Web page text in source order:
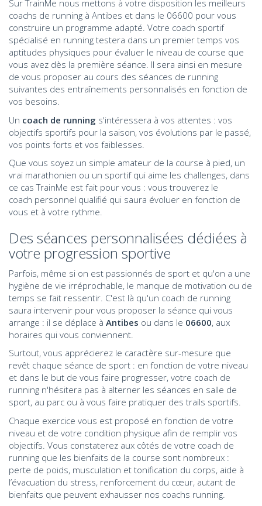
Sur TrainMe nous mettons à votre disposition les meilleurs
coachs de running à Antibes et dans le 06600 pour vous
construire un programme adapté. Votre coach sportif
spécialisé en running testera dans un premier temps vos
aptitudes physiques pour évaluer le niveau de course que
vous avez dès la première séance. Il sera ainsi en mesure
de vous proposer au cours des séances de running
suivantes des entraînements personnalisés en fonction de
vos besoins.
Un coach de running s'intéressera à vos attentes : vos
objectifs sportifs pour la saison, vos évolutions par le passé,
vos points forts et vos faiblesses.
Que vous soyez un simple amateur de la course à pied, un
vrai marathonien ou un sportif qui aime les challenges, dans
ce cas TrainMe est fait pour vous : vous trouverez le
coach personnel qualifié qui saura évoluer en fonction de
vous et à votre rythme.
Des séances personnalisées dédiées à
votre progression sportive
Parfois, même si on est passionnés de sport et qu'on a une
hygiène de vie irréprochable, le manque de motivation ou de
temps se fait ressentir. C'est là qu'un coach de running
saura intervenir pour vous proposer la séance qui vous
arrange : il se déplace à Antibes ou dans le 06600, aux
horaires qui vous conviennent.
Surtout, vous apprécierez le caractère sur-mesure que
revêt chaque séance de sport : en fonction de votre niveau
et dans le but de vous faire progresser, votre coach de
running n'hésitera pas à alterner les séances en salle de
sport, au parc ou à vous faire pratiquer des trails sportifs.
Chaque exercice vous est proposé en fonction de votre
niveau et de votre condition physique afin de remplir vos
objectifs. Vous constaterez aux côtés de votre coach de
running que les bienfaits de la course sont nombreux :
perte de poids, musculation et tonification du corps, aide à
l’évacuation du stress, renforcement du cœur, autant de
bienfaits que peuvent exhausser nos coachs running.